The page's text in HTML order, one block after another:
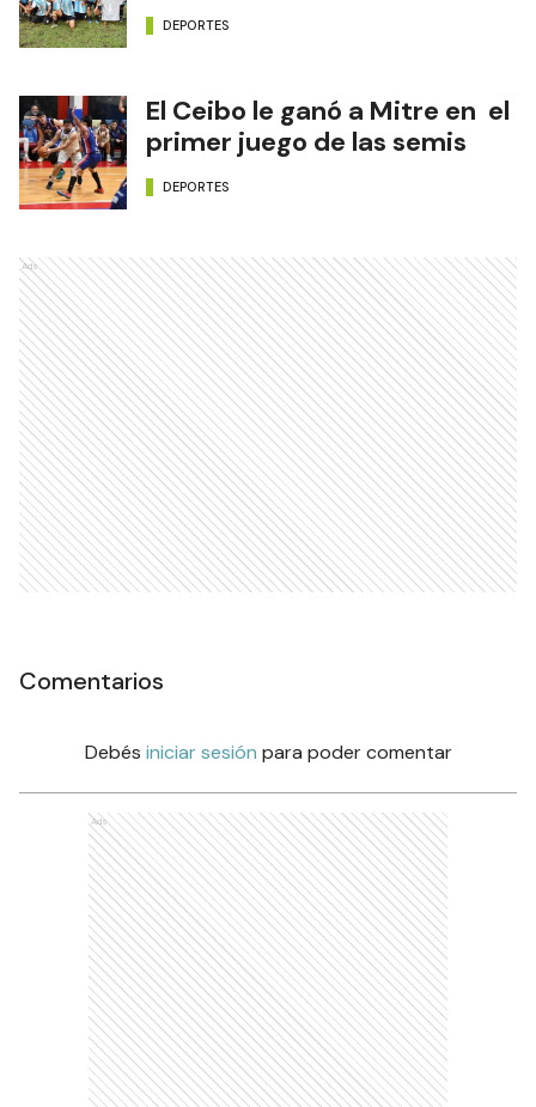
DEPORTES
El Ceibo le ganó a Mitre en el
primer juego de las semis
DEPORTES
Ads
Comentarios
Debés iniciar sesión para poder comentar
Ads